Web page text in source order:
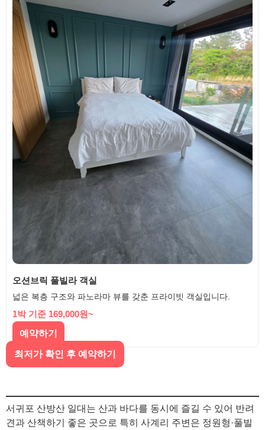
오션브릭 풀빌라 객실
넓은 복층 구조와 파노라마 뷰를 갖춘 프라이빗 객실입니다.
1박 기준 169,000원~
예약하기
최저가 확인 후 예약하기
서귀포 산방산 일대는 산과 바다를 동시에 즐길 수 있어 반려
견과 산책하기 좋은 곳으로 특히 사계리 주변은 정원형·풀빌